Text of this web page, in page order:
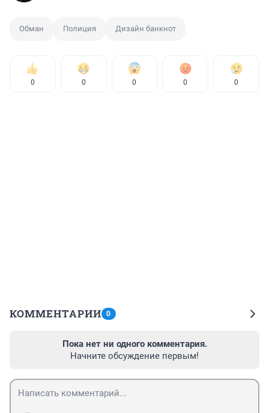
Обман Полиция Дизайн банкнот
0 0 0 0 0
КОММЕНТАРИИ 0
Пока нет ни одного комментария.
Начните обсуждение первым!